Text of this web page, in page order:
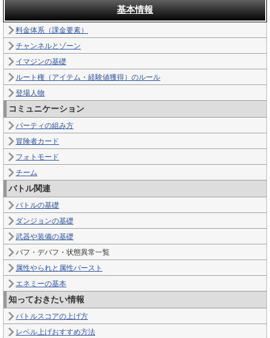
基本情報
料金体系（課金要素）
チャンネルとゾーン
イマジンの基礎
ルート権（アイテム・経験値獲得）のルール
登場人物
コミュニケーション
パーティの組み方
冒険者カード
フォトモード
チーム
バトル関連
バトルの基礎
ダンジョンの基礎
武器や装備の基礎
バフ・デバフ・状態異常一覧
属性やられと属性バースト
エネミーの基本
知っておきたい情報
バトルスコアの上げ方
レベル上げおすすめ方法